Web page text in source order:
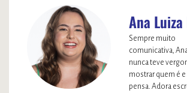
Ana
Sempre muito
comunicativa,
nunca teve
mostrar quem é e
pensa. Adora